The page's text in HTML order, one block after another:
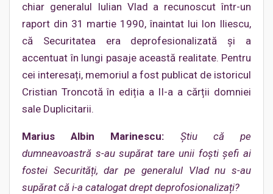
chiar generalul Iulian Vlad a recunoscut într-un
raport din 31 martie 1990, înaintat lui Ion Iliescu,
că Securitatea era deprofesionalizată și a
accentuat în lungi pasaje această realitate. Pentru
cei interesați, memoriul a fost publicat de istoricul
Cristian Troncotă în ediția a II-a a cărții domniei
sale Duplicitarii.
Marius Albin Marinescu: Știu că pe
dumneavoastră s-au supărat tare unii foști șefi ai
fostei Securități, dar pe generalul Vlad nu s-au
supărat că i-a catalogat drept deprofosionalizați?